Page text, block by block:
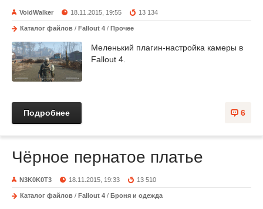
VoidWalker 18.11.2015, 19:55 13 134
Каталог файлов / Fallout 4 / Прочее
Меленький плагин-настройка камеры в
Fallout 4.
6
Подробнее
Чёрное пернатое платье
N3K0K0T3 18.11.2015, 19:33 13 510
Каталог файлов / Fallout 4 / Броня и одежда